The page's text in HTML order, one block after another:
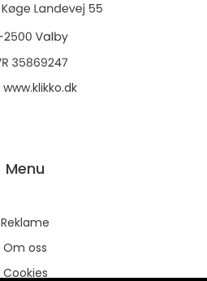
www.klikko.dk
Menu
Reklame
Om oss
Cookies